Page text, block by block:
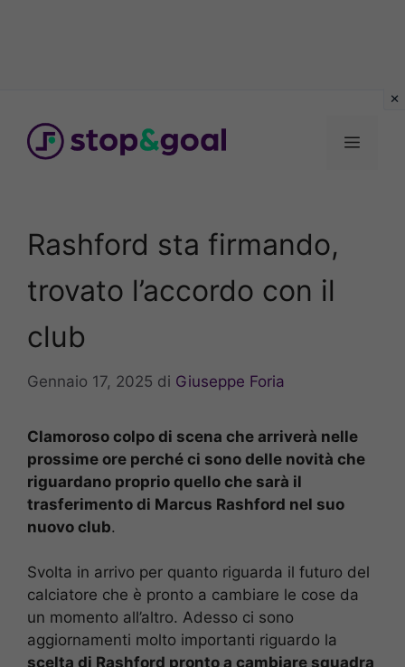
contenuto
Menu
Rashford sta firmando,
trovato l’accordo con il
club
Gennaio 17, 2025 di Giuseppe Foria
Clamoroso colpo di scena che arriverà nelle
prossime ore perché ci sono delle novità che
riguardano proprio quello che sarà il
trasferimento di Marcus Rashford nel suo
nuovo club.
Svolta in arrivo per quanto riguarda il futuro del
calciatore che è pronto a cambiare le cose da
un momento all’altro. Adesso ci sono
aggiornamenti molto importanti riguardo la
scelta di Rashford pronto a cambiare squadra